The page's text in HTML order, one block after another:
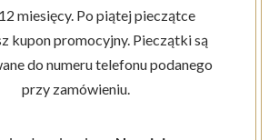
miesięcy. Po piątej pieczątce
kupon promocyjny. Pieczątki są
do numeru telefonu podanego
przy zamówieniu.